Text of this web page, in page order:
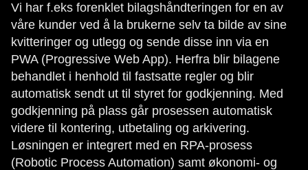
Vi har f.eks forenklet bilagshåndteringen for en av
våre kunder ved å la brukerne selv ta bilde av sine
kvitteringer og utlegg og sende disse inn via en
PWA (Progressive Web App). Herfra blir bilagene
behandlet i henhold til fastsatte regler og blir
automatisk sendt ut til styret for godkjenning. Med
godkjenning på plass går prosessen automatisk
videre til kontering, utbetaling og arkivering.
Løsningen er integrert med en RPA-prosess
(Robotic Process Automation) samt økonomi- og